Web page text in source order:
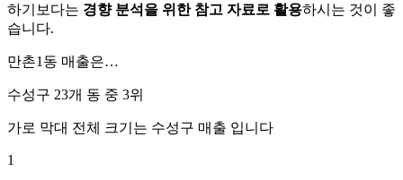
하기보다는 경향 분석을 위한 참고 자료로 활용하시는 것이 좋
습니다.
만촌1동 매출은…
수성구 23개 동 중 3위
가로 막대 전체 크기는 수성구 매출 입니다
1